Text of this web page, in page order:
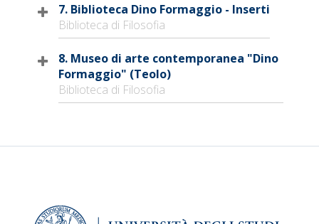
7. Biblioteca Dino Formaggio - Inserti
Biblioteca di Filosofia
8. Museo di arte contemporanea "Dino
Formaggio" (Teolo)
Biblioteca di Filosofia